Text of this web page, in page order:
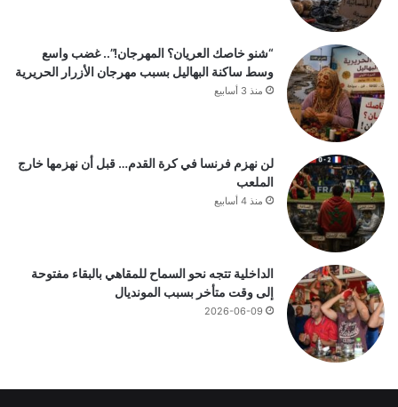
“شنو خاصك العريان؟ المهرجان!”.. غضب واسع
وسط ساكنة البهاليل بسبب مهرجان الأزرار الحريرية
منذ 3 أسابيع
لن نهزم فرنسا في كرة القدم… قبل أن نهزمها خارج
الملعب
منذ 4 أسابيع
الداخلية تتجه نحو السماح للمقاهي بالبقاء مفتوحة
إلى وقت متأخر بسبب المونديال
2026-06-09